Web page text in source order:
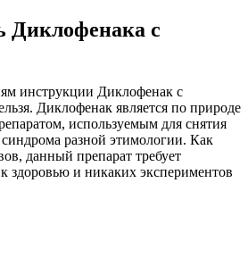
Диклофенака с
инструкции Диклофенак с
Диклофенак является по природе
используемым для снятия
разной этимологии. Как
данный препарат требует
здоровью и никаких экспериментов